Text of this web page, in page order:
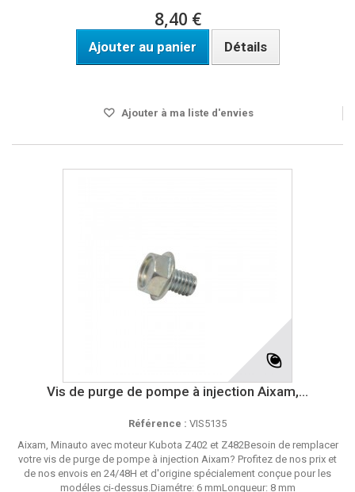
8,40 €
Ajouter au panier Détails
Ajouter à ma liste d'envies
Vis de purge de pompe à injection Aixam,...
Référence : VIS5135
Aixam, Minauto avec moteur Kubota Z402 et Z482Besoin de remplacer
votre vis de purge de pompe à injection Aixam? Profitez de nos prix et
de nos envois en 24/48H et d'origine spécialement conçue pour les
modéles ci-dessus.Diamétre: 6 mmLongueur: 8 mm